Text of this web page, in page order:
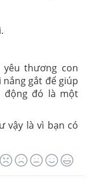
thương con
gắt để giúp
động đó là một
vậy là vì bạn có